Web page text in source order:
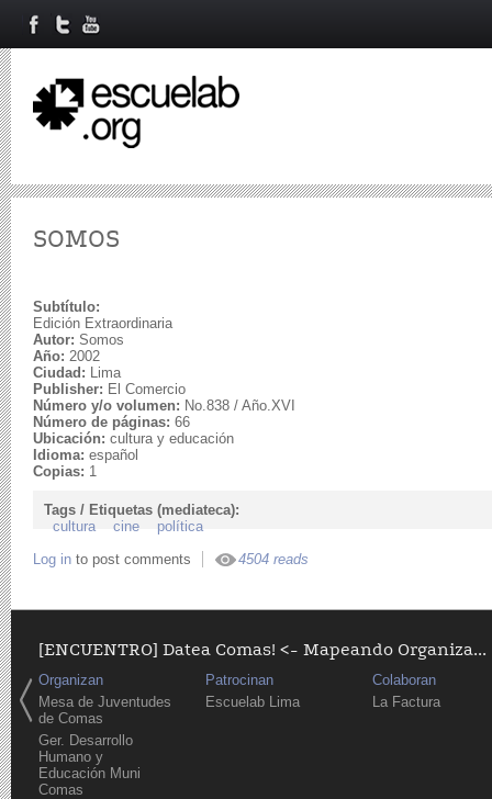
SOMOS
Subtítulo:
Edición Extraordinaria
Autor: Somos
Año: 2002
Ciudad: Lima
Publisher: El Comercio
Número y/o volumen: No.838 / Año.XVI
Número de páginas: 66
Ubicación: cultura y educación
Idioma: español
Copias: 1
Tags / Etiquetas (mediateca):
cultura
cine
política
Log in to post comments 4504 reads
[ENCUENTRO] Datea Comas! <- Mapeando Organiza...
Organizan
Mesa de Juventudes
de Comas
Ger. Desarrollo
Humano y
Educación Muni
Comas
Patrocinan
Escuelab Lima
Colaboran
La Factura